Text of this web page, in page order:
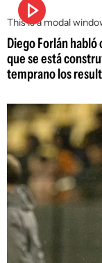
This is a modal
Diego Forlán
que se está
temprano los